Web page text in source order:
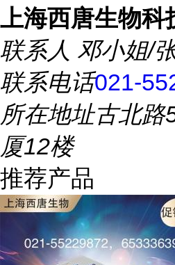
上海西唐生物科
联系人 邓小姐/
联系电话021-
所在地址古北路
厦12楼
推荐产品